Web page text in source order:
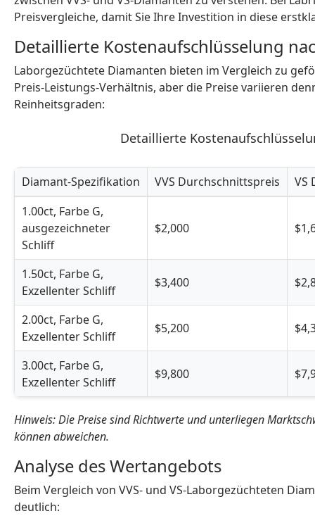
Preisvergleiche, damit Sie Ihre Investition in diese
Detaillierte Kostenaufschlüsselung
Laborgezüchtete Diamanten bieten im Vergleich zu
Preis-Leistungs-Verhältnis, aber die Preise variieren
Reinheitsgraden:
Detaillierte
Detaillierte Kostenaufschlüsselung nach Reinheitsgrad
Diamant-Spezifikation VVS Durchschnittspreis
VS
1.00ct, Farbe G,
ausgezeichneter
Schliff
$2,000
1.50ct, Farbe G,
Exzellenter Schliff
$3,400
2.00ct, Farbe G,
Exzellenter Schliff
$5,200
3.00ct, Farbe G,
Exzellenter Schliff
$9,800
Hinweis: Die Preise sind Richtwerte und unterliegen
können abweichen.
Analyse des Wertangebots
Beim Vergleich von VVS- und VS-Laborgezüchteten
deutlich: